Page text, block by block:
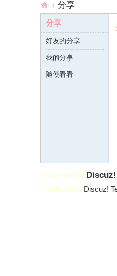
【›
分享
分享
好友的分享
我的分享
隨便看看
Powered by Discuz!
© 2001-2023 Discuz!